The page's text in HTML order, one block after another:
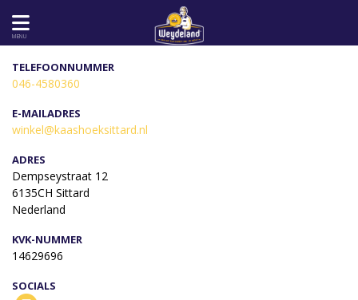
MENU
TELEFOONNUMMER
046-4580360
E-MAILADRES
winkel@kaashoeksittard.nl
ADRES
Dempseystraat 12
6135CH Sittard
Nederland
KVK-NUMMER
14629696
SOCIALS